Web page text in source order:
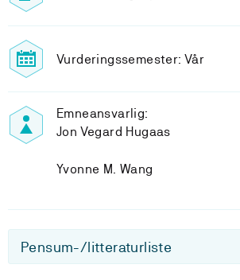
Vurderingssemester: Vår
Emneansvarlig:
Jon Vegard Hugaas
Yvonne M. Wang
Pensum-/litteraturliste